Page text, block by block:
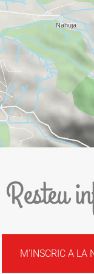
Resteu
M'INSCRIC A LA